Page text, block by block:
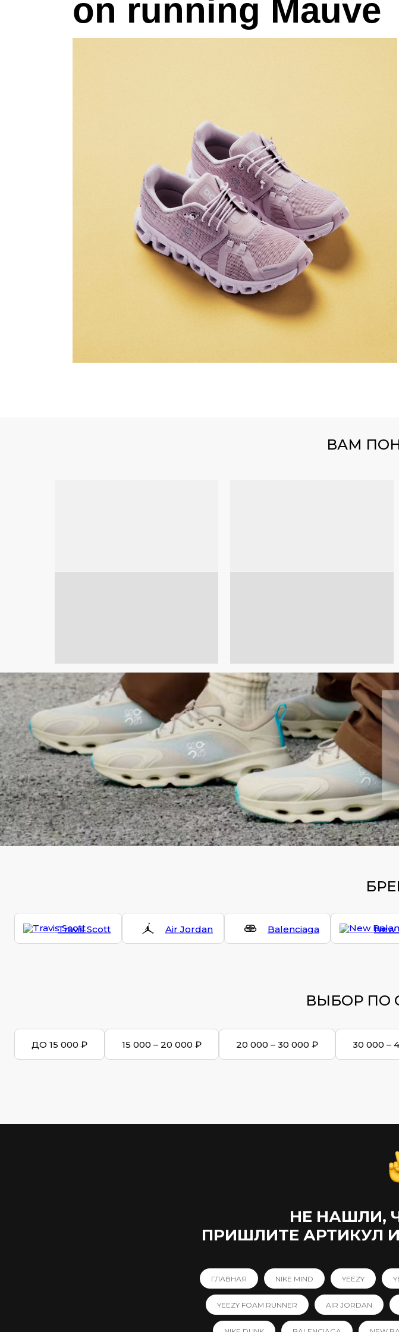
380
on running Mauve
ВАМ
Travis Scott Air Jordan Balenciaga New
ВЫБОР ПО
ДО 15 000 ₽ 15 000 – 20 000 ₽ 20 000 – 30 000 ₽ 30 000 –
НЕ НАШЛИ,
ПРИШЛИТЕ АРТИКУЛ
ГЛАВНАЯ NIKE MIND YEEZY
YEEZY FOAM RUNNER AIR JORDAN